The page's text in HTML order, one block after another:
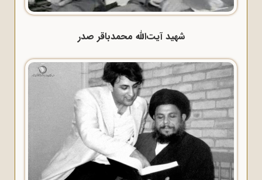
شهید آیت‌الله محمدباقر صدر